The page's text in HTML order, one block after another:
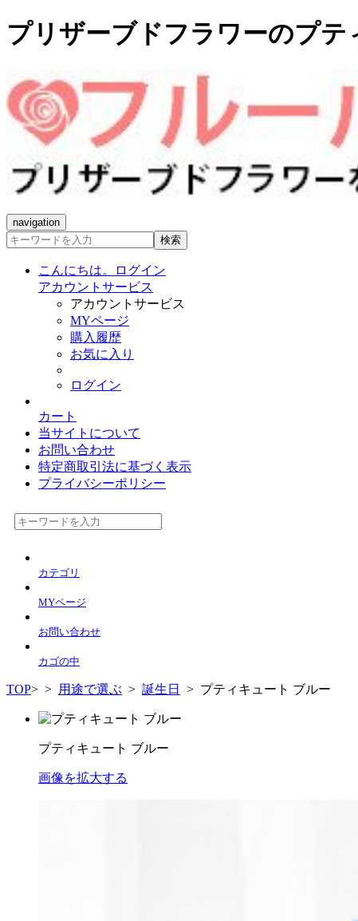
プリザーブドフラワーのプテ
navigation
検索
こんにちは。ログイン
アカウントサービス
アカウントサービス
MYページ
購入履歴
お気に入り
ログイン
カート
当サイトについて
お問い合わせ
特定商取引法に基づく表示
プライバシーポリシー
カテゴリ
MYページ
お問い合わせ
カゴの中
TOP> > 用途で選ぶ > 誕生日 > プティキュート ブルー
プティキュート ブルー
画像を拡大する